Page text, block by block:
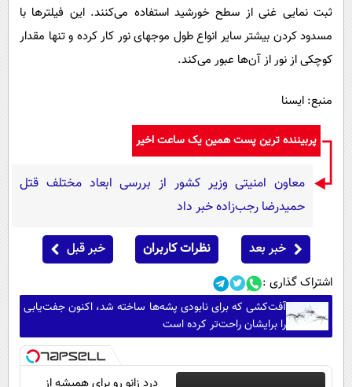
ثبت نمایی غنی از سطح خورشید استفاده می‌کنند. این فیلترها با
مسدود کردن بیشتر سایر انواع طول موجهای نور کار کرده و تنها مقدار
کوچکی از نور از آن‌ها عبور می‌کند.
منبع: ایسنا
پربیننده ترین پست همین یک ساعت اخیر
معاون امنیتی وزیر کشور از بررسی ابعاد مختلف قتل
حمیدرضا رجب‌زاده خبر داد
خبر بعد نظرات کاربران خبر قبل
اشتراک گذاری :
آفت‌کشی که برای نابودی پشه‌ها ساخته شد، اکنون جفت‌یابی
را برایشان راحت‌تر کرده است